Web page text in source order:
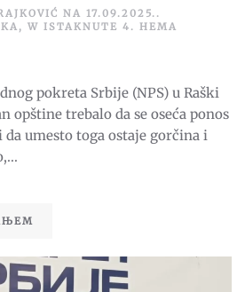
NA 17.09.2025. .
, W ISTAKNUTE 4 . НЕМА
pokreta Srbije (NPS) u Raški
opštine trebalo da se oseća ponos
umesto toga ostaje gorčina i